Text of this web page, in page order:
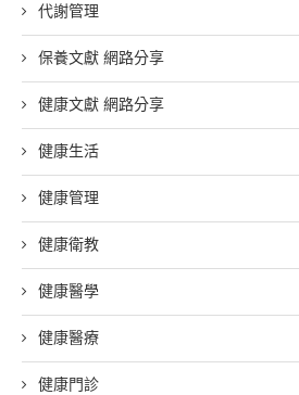
代謝管理
保養文獻 網路分享
健康文獻 網路分享
健康生活
健康管理
健康衛教
健康醫學
健康醫療
健康門診